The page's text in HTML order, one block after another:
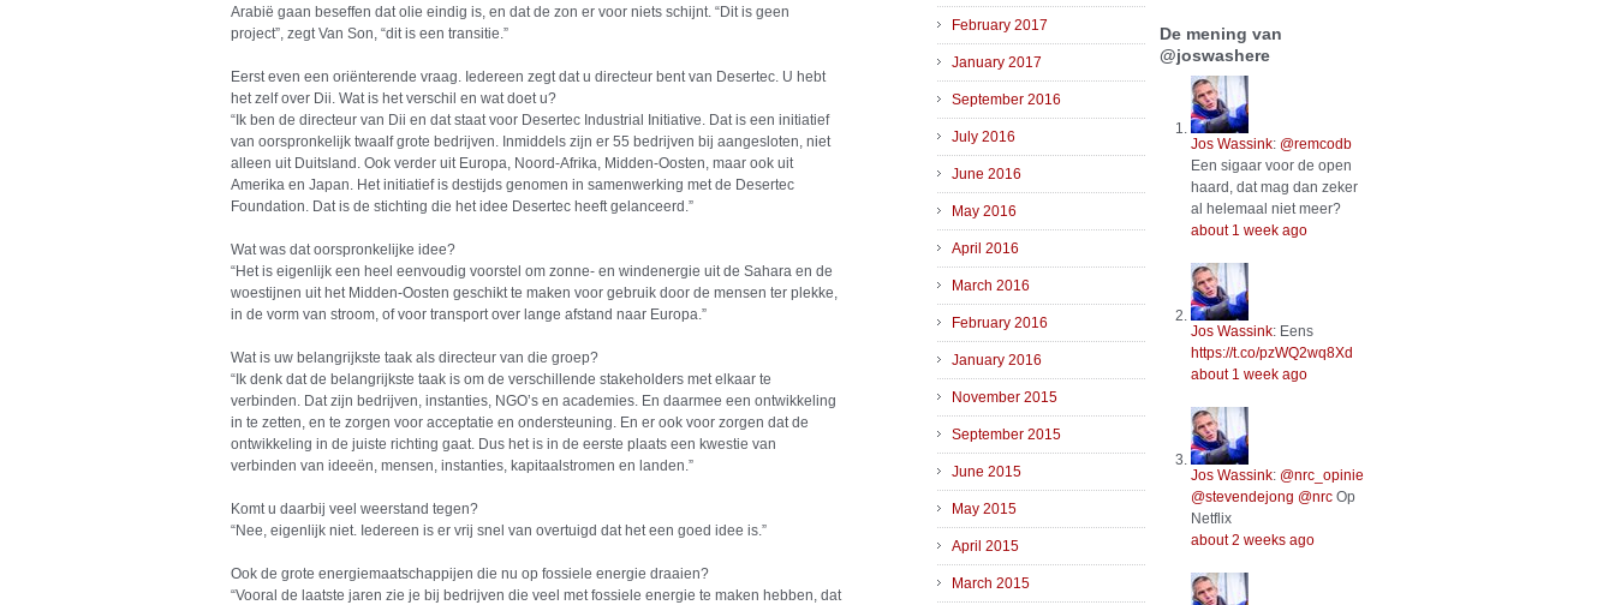
Arabië gaan beseffen dat olie eindig is, en dat de zon er voor niets schijnt. “Dit is geen
project”, zegt Van Son, “dit is een transitie.”
Eerst even een oriënterende vraag. Iedereen zegt dat u directeur bent van Desertec. U hebt
het zelf over Dii. Wat is het verschil en wat doet u?
“Ik ben de directeur van Dii en dat staat voor Desertec Industrial Initiative. Dat is een initiatief
van oorspronkelijk twaalf grote bedrijven. Inmiddels zijn er 55 bedrijven bij aangesloten, niet
alleen uit Duitsland. Ook verder uit Europa, Noord-Afrika, Midden-Oosten, maar ook uit
Amerika en Japan. Het initiatief is destijds genomen in samenwerking met de Desertec
Foundation. Dat is de stichting die het idee Desertec heeft gelanceerd.”
Wat was dat oorspronkelijke idee?
“Het is eigenlijk een heel eenvoudig voorstel om zonne- en windenergie uit de Sahara en de
woestijnen uit het Midden-Oosten geschikt te maken voor gebruik door de mensen ter plekke,
in de vorm van stroom, of voor transport over lange afstand naar Europa.”
Wat is uw belangrijkste taak als directeur van die groep?
“Ik denk dat de belangrijkste taak is om de verschillende stakeholders met elkaar te
verbinden. Dat zijn bedrijven, instanties, NGO’s en academies. En daarmee een ontwikkeling
in te zetten, en te zorgen voor acceptatie en ondersteuning. En er ook voor zorgen dat de
ontwikkeling in de juiste richting gaat. Dus het is in de eerste plaats een kwestie van
verbinden van ideeën, mensen, instanties, kapitaalstromen en landen.”
Komt u daarbij veel weerstand tegen?
“Nee, eigenlijk niet. Iedereen is er vrij snel van overtuigd dat het een goed idee is.”
Ook de grote energiemaatschappijen die nu op fossiele energie draaien?
“Vooral de laatste jaren zie je bij bedrijven die veel met fossiele energie te maken hebben, dat
February 2017
January 2017
September 2016
July 2016
June 2016
May 2016
April 2016
March 2016
February 2016
January 2016
November 2015
September 2015
June 2015
May 2015
April 2015
March 2015
De mening van
@joswashere
Jos Wassink: @remcodb
Een sigaar voor de open
haard, dat mag dan zeker
al helemaal niet meer?
about 1 week ago
Jos Wassink: Eens
https://t.co/pzWQ2wq8Xd
about 1 week ago
Jos Wassink: @nrc_opinie
@stevendejong @nrc Op
Netflix
about 2 weeks ago